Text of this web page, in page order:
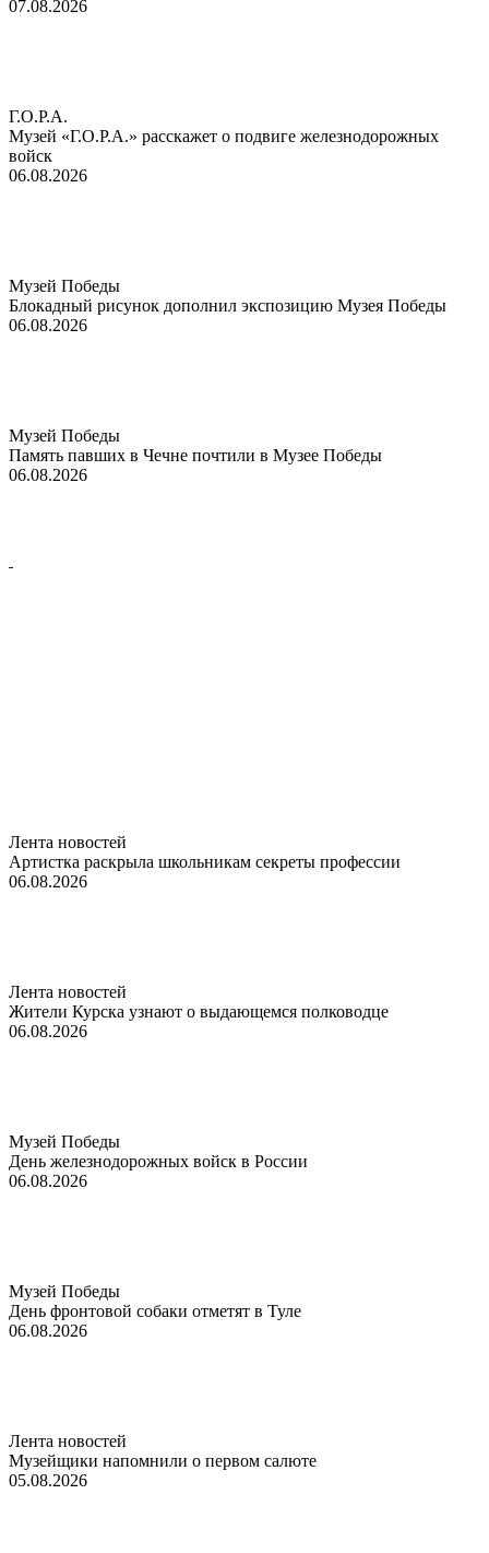
07.08.2026
Г.О.Р.А.
Музей «Г.О.Р.А.» расскажет о подвиге железнодорожных
войск
06.08.2026
Музей Победы
Блокадный рисунок дополнил экспозицию Музея Победы
06.08.2026
Музей Победы
Память павших в Чечне почтили в Музее Победы
06.08.2026
Лента новостей
Артистка раскрыла школьникам секреты профессии
06.08.2026
Лента новостей
Жители Курска узнают о выдающемся полководце
06.08.2026
Музей Победы
День железнодорожных войск в России
06.08.2026
Музей Победы
День фронтовой собаки отметят в Туле
06.08.2026
Лента новостей
Музейщики напомнили о первом салюте
05.08.2026